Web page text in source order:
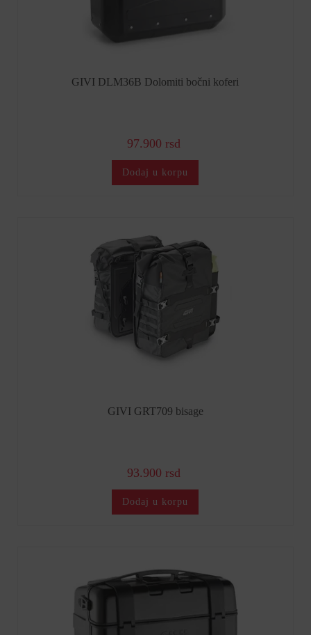
GIVI DLM36B Dolomiti bočni koferi
97.900 rsd
Dodaj u korpu
GIVI GRT709 bisage
93.900 rsd
Dodaj u korpu